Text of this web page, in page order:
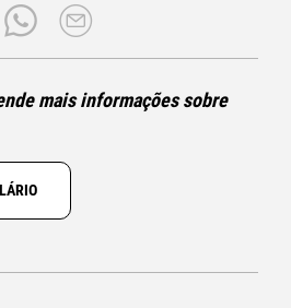
mais informações sobre